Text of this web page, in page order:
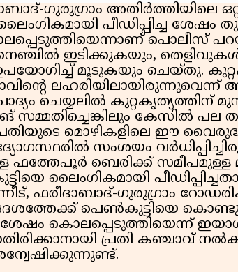
ഗുരുഗ്രാം അതിർത്തിയിലെ
പീഡിപ്പിച്ച
പൊലീസ്
ഇടിക്കുകയും, തെളിവുകൾ
മൂടുകയും ചെയ്തു.
ചെയ്യലിൽ കുറ്റകൃത്യത്തിന്
സമ്മതിച്ചെങ്കിലും കേസിൽ
പ്രതിയുടെ മൊഴികളിലെ ഈ
സംശയം
ഫത്തേപൂർ ബെരിക്ക് സമീപമുള്ള
ലൈംഗികമായി
ഫരീദാബാദ്-ഗുരുഗ്രാം
പെൺകുട്ടിയെ
കൊലപ്പെടുത്തിയെന്ന്
പ്രതി കഞ്ചാവ്